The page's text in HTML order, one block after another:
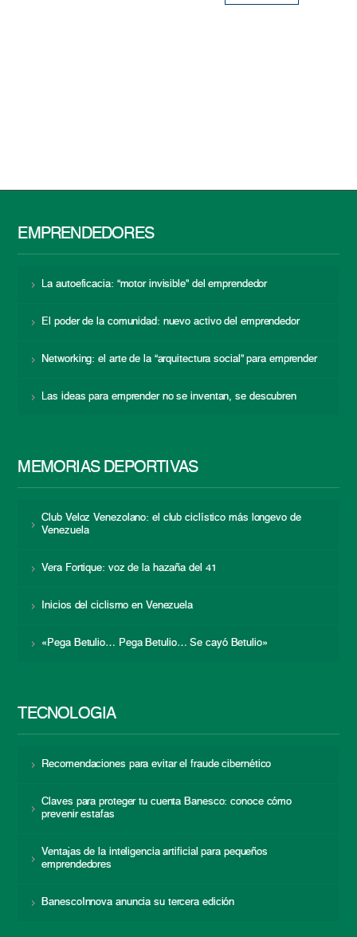
EMPRENDEDORES
La autoeficacia: “motor invisible” del emprendedor
El poder de la comunidad: nuevo activo del emprendedor
Networking: el arte de la “arquitectura social” para emprender
Las ideas para emprender no se inventan, se descubren
MEMORIAS DEPORTIVAS
Club Veloz Venezolano: el club ciclístico más longevo de
Venezuela
Vera Fortique: voz de la hazaña del 41
Inicios del ciclismo en Venezuela
«Pega Betulio… Pega Betulio… Se cayó Betulio»
TECNOLOGÍA
Recomendaciones para evitar el fraude cibernético
Claves para proteger tu cuenta Banesco: conoce cómo
prevenir estafas
Ventajas de la inteligencia artificial para pequeños
emprendedores
BanescoInnova anuncia su tercera edición